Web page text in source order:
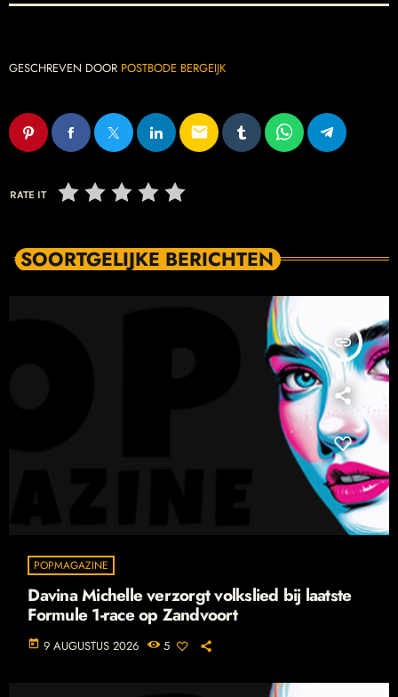
GESCHREVEN DOOR POSTBODE BERGEIJK
email
RATE IT
SOORTGELIJKE BERICHTEN
insert_link
POPMAGAZINE
Davina Michelle verzorgt volkslied bij laatste
Formule 1-race op Zandvoort
today 9 AUGUSTUS 2026 5